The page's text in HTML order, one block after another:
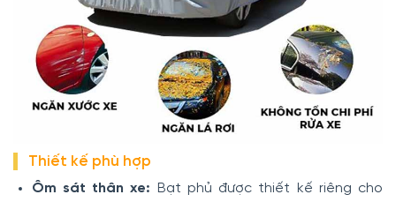
Thiết kế phù hợp
Ôm sát thân xe: Bạt phủ được thiết kế riêng cho